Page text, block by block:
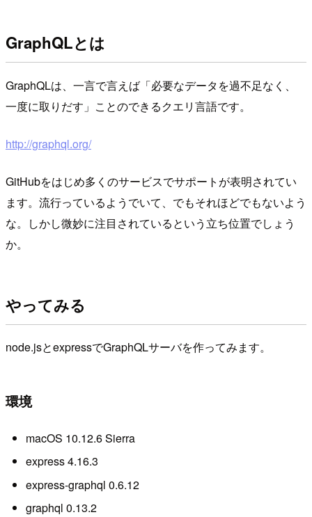
GraphQLとは
GraphQLは、一言で言えば「必要なデータを過不足なく、
一度に取りだす」ことのできるクエリ言語です。
http://graphql.org/
GitHubをはじめ多くのサービスでサポートが表明されてい
ます。流行っているようでいて、でもそれほどでもないよう
な。しかし微妙に注目されているという立ち位置でしょう
か。
やってみる
node.jsとexpressでGraphQLサーバを作ってみます。
環境
macOS 10.12.6 Sierra
express 4.16.3
express-graphql 0.6.12
graphql 0.13.2